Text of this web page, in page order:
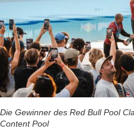
Die Gewinner des Red Bull Pool
Content Pool